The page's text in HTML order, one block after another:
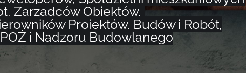
Zarządców Obiektów,
Projektów, Budów i Robót,
i Nadzoru Budowlanego